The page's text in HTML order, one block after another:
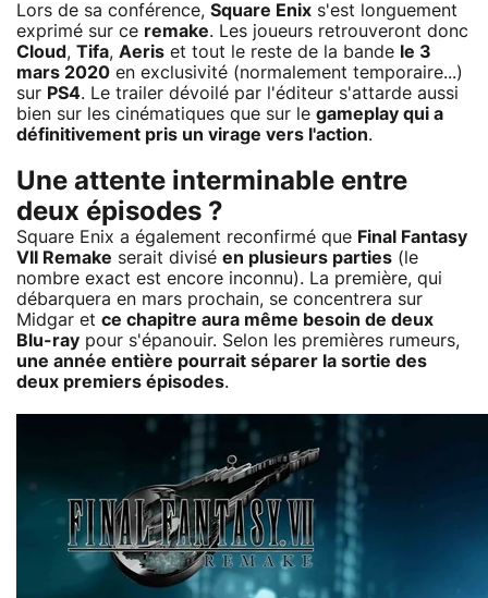
Lors de sa conférence, Square Enix s'est longuement
exprimé sur ce remake. Les joueurs retrouveront donc
Cloud , Tifa, Aeris et tout le reste de la bande le 3
mars 2020 en exclusivité (normalement temporaire...)
sur PS4. Le trailer dévoilé par l'éditeur s'attarde aussi
bien sur les cinématiques que sur le gameplay qui a
définitivement pris un virage vers l'action.
Une attente interminable entre
deux épisodes ?
Square Enix a également reconfirmé que Final Fantasy
VII Remake serait divisé en plusieurs parties (le
nombre exact est encore inconnu). La première, qui
débarquera en mars prochain, se concentrera sur
Midgar et ce chapitre aura même besoin de deux
Blu-ray pour s'épanouir. Selon les premières rumeurs,
une année entière pourrait séparer la sortie des
deux premiers épisodes.